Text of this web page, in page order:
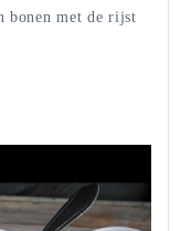
bonen met de rijst